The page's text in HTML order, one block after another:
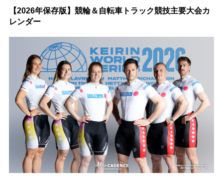
【2026年保存版】競輪＆自転車トラック競技主要大会カ
レンダー